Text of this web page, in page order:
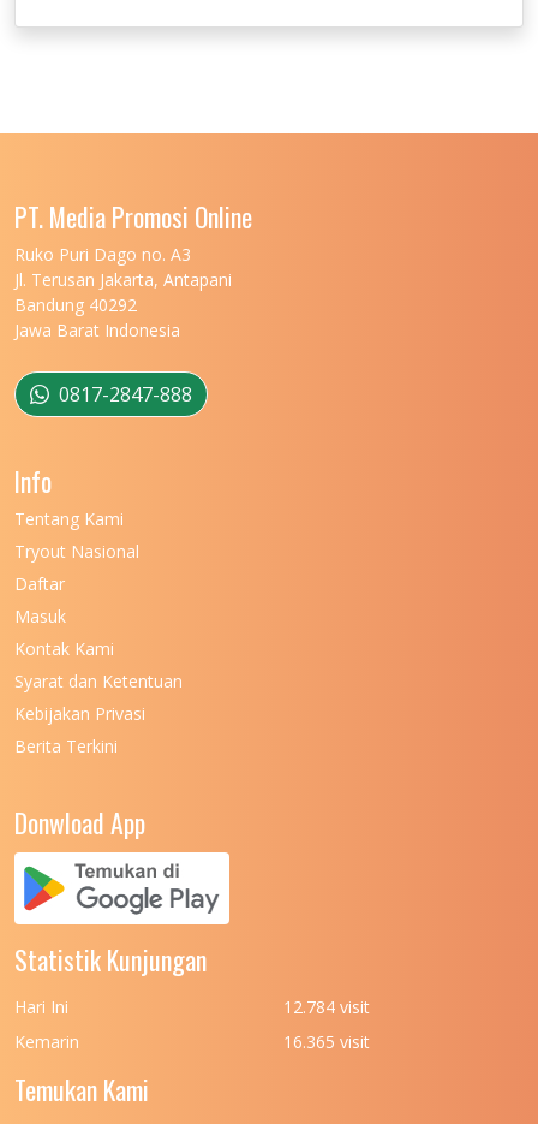
UNIVERSITAS JEMBER
UNIVERSITAS MALIKUSSALEH
UNIVERSITAS MARITIM RAJA ALI HAJI
UNIVERSITAS MATARAM
UNIVERSITAS MULAWARMAN
UNIVERSITAS MUSAMUS
UNIVERSITAS NEGERI KHAIRUN
UNIVERSITAS NEGERI MANADO
UNIVERSITAS NEGERI MEDAN
UNIVERSITAS NEGERI PADANG
UNIVERSITAS NUSA CENDANA
UNIVERSITAS PADJADJARAN
UNIVERSITAS PATTIMURA
(UPN) VETERAN JAKARTA
UNIVERSITAS PEMBANGUNAN NASIONAL
PT. Media Promosi Online
Ruko Puri Dago no. A3
Jl. Terusan Jakarta, Antapani
Bandung 40292
Jawa Barat Indonesia
0817-2847-888
Info
Tentang Kami
Tryout Nasional
Daftar
Masuk
Kontak Kami
Syarat dan Ketentuan
Kebijakan Privasi
Berita Terkini
Donwload App
Statistik Kunjungan
Hari Ini
12.784 visit
Kemarin
16.365 visit
Temukan Kami